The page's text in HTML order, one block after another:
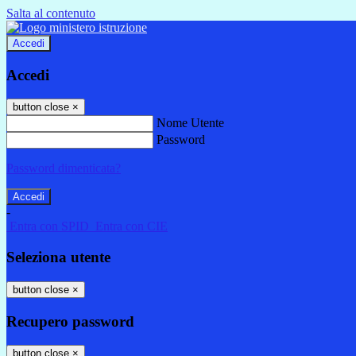
Salta al contenuto
Accedi
Accedi
button close ×
Nome Utente
Password
Password dimenticata?
-
Entra con SPID
Entra con CIE
Seleziona utente
button close ×
Recupero password
button close ×